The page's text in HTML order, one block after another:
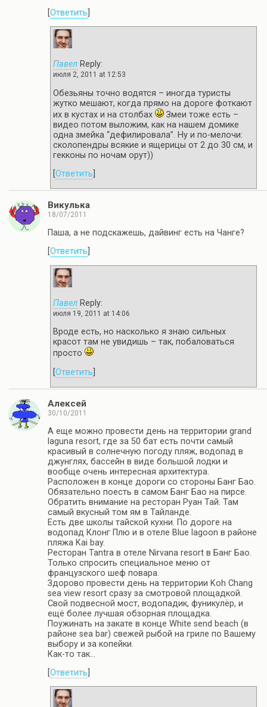
Ответить
Павел Reply:
июля 2, 2011 at 12:53
Обезьяны точно водятся – иногда туристы
жутко мешают, когда прямо на дороге фоткают
их в кустах и на столбах
Змеи тоже есть –
видео потом выложим, как на нашем домике
одна змейка “дефилировала”. Ну и по-мелочи:
сколопендры всякие и ящерицы от 2 до 30 см, и
гекконы по ночам орут))
Ответить
Викулька
18/07/2011
Паша, а не подскажешь, дайвинг есть на Чанге?
Ответить
Павел Reply:
июля 19, 2011 at 14:06
Вроде есть, но насколько я знаю сильных
красот там не увидишь – так, побаловаться
просто
Ответить
Алексей
30/10/2011
А еще можно провести день на территории grand
laguna resort, где за 50 бат есть почти самый
красивый в солнечную погоду пляж, водопад в
джунглях, бассейн в виде большой лодки и
вообще очень интересная архитектура.
Расположен в конце дороги со стороны Банг Бао.
Обязательно поесть в самом Банг Бао на пирсе.
Обратить внимание на ресторан Руан Тай. Там
самый вкусный том ям в Тайланде.
Есть две школы тайской кухни. По дороге на
водопад Клонг Плю и в отеле Blue lagoon в районе
пляжа Kai bay.
Ресторан Tantra в отеле Nirvana resort в Банг Бао.
Только спросить специальное меню от
французского шеф повара.
Здорово провести день на территории Koh Chang
sea view resort сразу за смотровой площадкой.
Свой подвесной мост, водопадик, фуникулёр, и
ещё более лучшая обзорная площадка.
Поужинать на закате в конце White send beach (в
районе sea bar) свежей рыбой на гриле по Вашему
выбору и за копейки.
Как-то так…
Ответить